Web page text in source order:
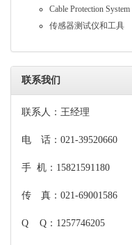
Cable Protection System
传感器测试仪和工具
联系我们
联系人：王经理
电 话：021-39520660
手 机：15821591180
传 真：021-69001586
Q Q：1257746205